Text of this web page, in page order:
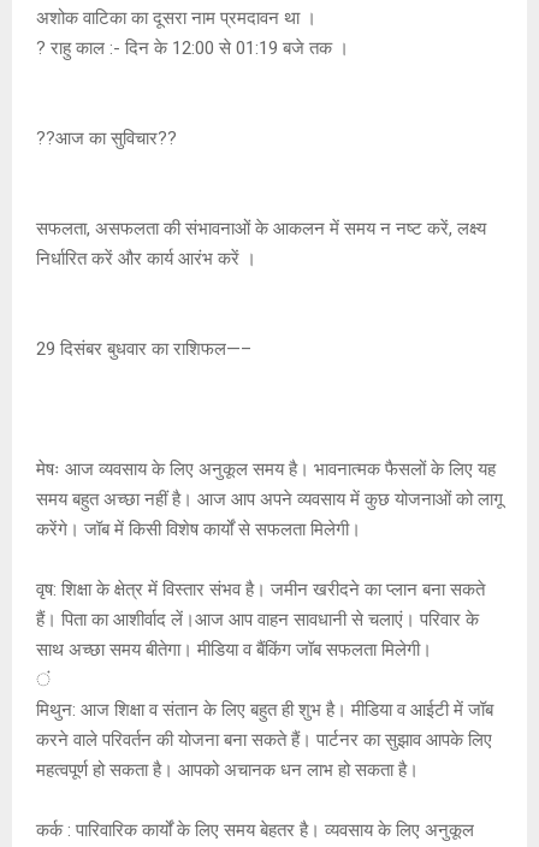
अशोक वाटिका का दूसरा नाम प्रमदावन था ।
? राहु काल :- दिन के 12:00 से 01:19 बजे तक ।
??आज का सुविचार??
सफलता, असफलता की संभावनाओं के आकलन में समय न नष्ट करें, लक्ष्य
निर्धारित करें और कार्य आरंभ करें ।
29 दिसंबर बुधवार का राशिफल—–
मेषः आज व्यवसाय के लिए अनुकूल समय है। भावनात्मक फैसलों के लिए यह
समय बहुत अच्छा नहीं है। आज आप अपने व्यवसाय में कुछ योजनाओं को लागू
करेंगे। जॉब में किसी विशेष कार्यों से सफलता मिलेगी।
वृष: शिक्षा के क्षेत्र में विस्तार संभव है। जमीन खरीदने का प्लान बना सकते
हैं। पिता का आशीर्वाद लें।आज आप वाहन सावधानी से चलाएं। परिवार के
साथ अच्छा समय बीतेगा। मीडिया व बैंकिंग जॉब सफलता मिलेगी।
ं
मिथुन: आज शिक्षा व संतान के लिए बहुत ही शुभ है। मीडिया व आईटी में जॉब
करने वाले परिवर्तन की योजना बना सकते हैं। पार्टनर का सुझाव आपके लिए
महत्वपूर्ण हो सकता है। आपको अचानक धन लाभ हो सकता है।
कर्क : पारिवारिक कार्यों के लिए समय बेहतर है। व्यवसाय के लिए अनुकूल